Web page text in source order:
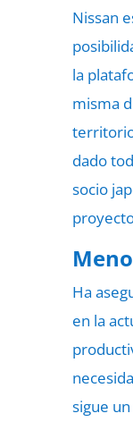
Nissan
la
misma
dado
socio
Ha
en la
sigue